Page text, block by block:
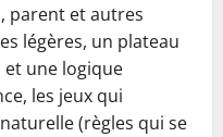
parent et autres
légères, un plateau
et une logique
les jeux qui
(règles qui se